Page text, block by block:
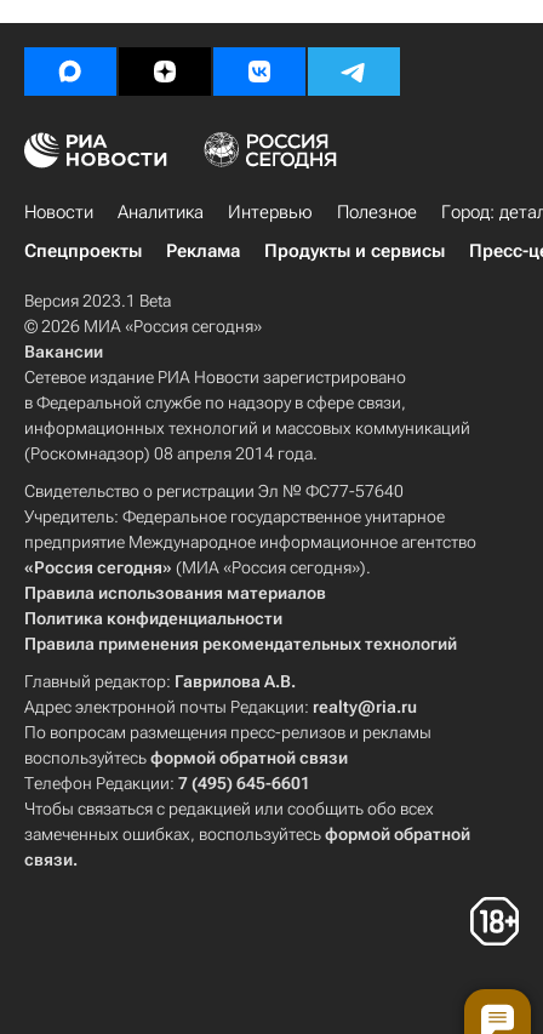
Новости Аналитика Интервью Полезное
Город:
Спецпроекты
Реклама Продукты и сервисы Пресс-
Версия 2023.1 Beta
© 2026 МИА «Россия сегодня»
Вакансии
Сетевое издание РИА Новости зарегистрировано
в Федеральной службе по надзору в сфере связи,
информационных технологий и массовых коммуникаций
(Роскомнадзор) 08 апреля 2014 года.
Свидетельство о регистрации Эл № ФС77-57640
Учредитель: Федеральное государственное унитарное
предприятие Международное информационное агентство
«Россия сегодня» (МИА «Россия сегодня»).
Правила использования материалов
Политика конфиденциальности
Правила применения рекомендательных технологий
Главный редактор: Гаврилова А.В.
Адрес электронной почты Редакции: realty@ria.ru
По вопросам размещения пресс-релизов и рекламы
воспользуйтесьформой обратной связи
Телефон Редакции: 7 (495) 645-6601
Чтобы связаться с редакцией или сообщить обо всех
замеченных ошибках, воспользуйтесьформой обратной
связи.